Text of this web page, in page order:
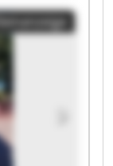
Kleinanzeige